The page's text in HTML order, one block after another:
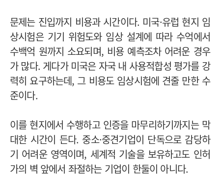
문제는 진입까지 비용과 시간이다. 미국·유럽 현지 임
상시험은 기기 위험도와 임상 설계에 따라 수억에서
수백억 원까지 소요되며, 비용 예측조차 어려운 경우
가 많다. 게다가 미국은 자국 내 사용적합성 평가를 강
력히 요구하는데, 그 비용도 임상시험에 견줄 만한 수
준이다.
이를 현지에서 수행하고 인증을 마무리하기까지는 막
대한 시간이 든다. 중소·중견기업이 단독으로 감당하
기 어려운 영역이며, 세계적 기술을 보유하고도 인허
가의 벽 앞에서 좌절하는 기업이 한둘이 아니다.